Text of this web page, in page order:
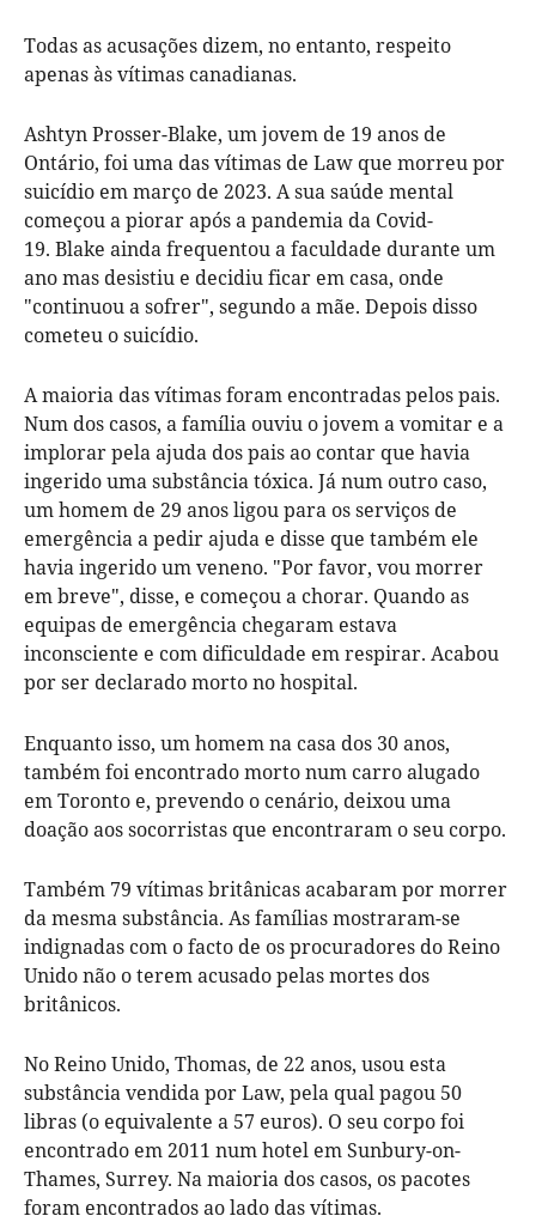
Todas as acusações dizem, no entanto, respeito
apenas às vítimas canadianas.
Ashtyn Prosser-Blake, um jovem de 19 anos de
Ontário, foi uma das vítimas de Law que morreu por
suicídio em março de 2023. A sua saúde mental
começou a piorar após a pandemia da Covid-
19. Blake ainda frequentou a faculdade durante um
ano mas desistiu e decidiu ficar em casa, onde
"continuou a sofrer", segundo a mãe. Depois disso
cometeu o suicídio.
A maioria das vítimas foram encontradas pelos pais.
Num dos casos, a família ouviu o jovem a vomitar e a
implorar pela ajuda dos pais ao contar que havia
ingerido uma substância tóxica. Já num outro caso,
um homem de 29 anos ligou para os serviços de
emergência a pedir ajuda e disse que também ele
havia ingerido um veneno. "Por favor, vou morrer
em breve", disse, e começou a chorar. Quando as
equipas de emergência chegaram estava
inconsciente e com dificuldade em respirar. Acabou
por ser declarado morto no hospital.
Enquanto isso, um homem na casa dos 30 anos,
também foi encontrado morto num carro alugado
em Toronto e, prevendo o cenário, deixou uma
doação aos socorristas que encontraram o seu corpo.
Também 79 vítimas britânicas acabaram por morrer
da mesma substância. As famílias mostraram-se
indignadas com o facto de os procuradores do Reino
Unido não o terem acusado pelas mortes dos
britânicos.
No Reino Unido, Thomas, de 22 anos, usou esta
substância vendida por Law, pela qual pagou 50
libras (o equivalente a 57 euros). O seu corpo foi
encontrado em 2011 num hotel em Sunbury-on-
Thames, Surrey. Na maioria dos casos, os pacotes
foram encontrados ao lado das vítimas.